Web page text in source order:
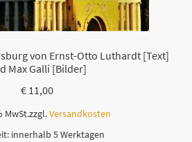
von Ernst-Otto Luthardt [Text]
Max Galli [Bilder]
€11,00
MwSt.zzgl.Versandkosten
innerhalb 5 Werktagen